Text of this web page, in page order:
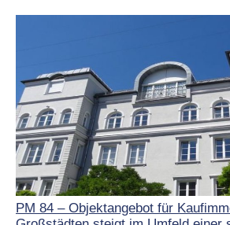
PM 84 – Objektangebot für